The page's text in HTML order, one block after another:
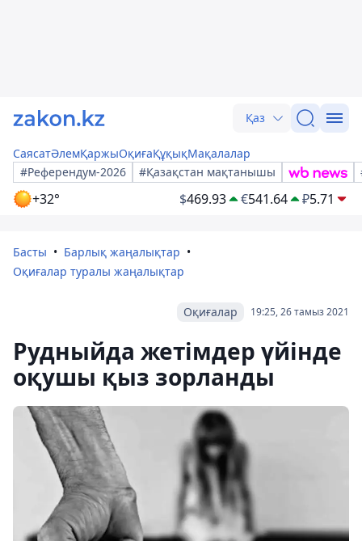
Қаз
СаясатӘлемҚаржыОқиғаҚұқықМақалалар
#Референдум-2026
#Қазақстан мақтанышы
+32° $469.93 €541.64 ₽5.71
Басты
Барлық жаңалықтар
Оқиғалар туралы жаңалықтар
19:25, 26 тамыз 2021
Оқиғалар
Рудныйда жетімдер үйінде
оқушы қыз зорланды